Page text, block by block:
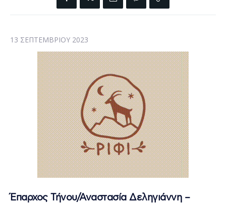
13 ΣΕΠΤΕΜΒΡΊΟΥ 2023
Έπαρχος Τήνου/Αναστασία Δεληγιάννη –